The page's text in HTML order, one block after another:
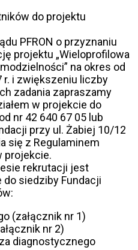
do projektu
PFRON o przyznaniu
projektu „Wieloprofilowa
na okres od
r. i zwiększeniu liczby
zadania zapraszamy
w projekcie do
nr 42 640 67 05 lub
przy ul. Żabiej 10/12
się z Regulaminem
projekcie.
rekrutacji jest
do siedziby Fundacji
(załącznik nr 1)
nr 2)
diagnostycznego